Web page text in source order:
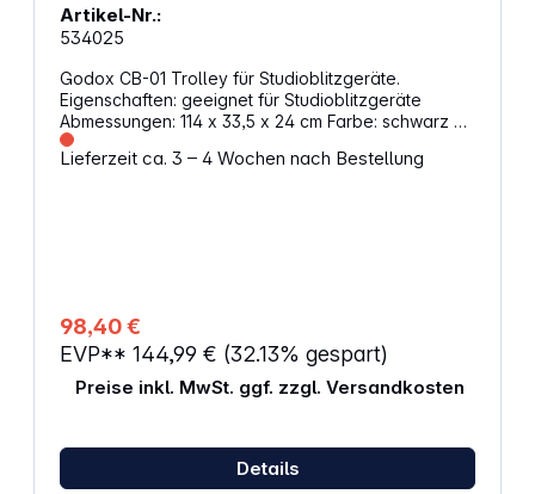
Artikel-Nr.:
534025
Godox CB-01 Trolley für Studioblitzgeräte.
Eigenschaften: geeignet für Studioblitzgeräte
Abmessungen: 114 x 33,5 x 24 cm Farbe: schwarz mit
Tragegriff und -gurten
Lieferzeit ca. 3 – 4 Wochen nach Bestellung
98,40 €
EVP** 144,99 € (32.13% gespart)
Preise inkl. MwSt. ggf. zzgl. Versandkosten
Details